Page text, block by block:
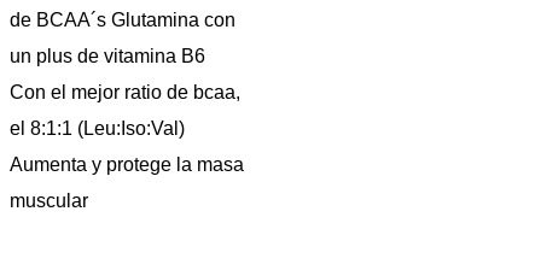
de BCAA´s Glutamina con
un plus de vitamina B6
Con el mejor ratio de bcaa,
el 8:1:1 (Leu:Iso:Val)
Aumenta y protege la masa
muscular